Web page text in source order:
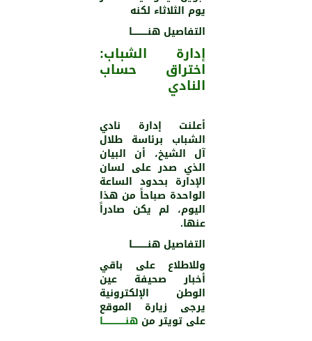
يوم الثلاثاء لكنه
التفاصيل هنـــــــــــا
إدارة الشباب:
اختراق حساب
النادي
أعلنت إدارة نادي
الشباب برئاسة طلال
آل الشيخ، أن البيان
الذي صدر على لسان
الإدارة بحدود الساعة
الواحدة صباحاً من هذا
اليوم، لم يكن صادراً
عنها.
التفاصيل هنـــــــــــا
وللاطلاع على باقي
أخبار صحيفة عين
الوطن الإلكترونية
يرجى زيارة الموقع
على تويتر من هنــــــــــــــــا